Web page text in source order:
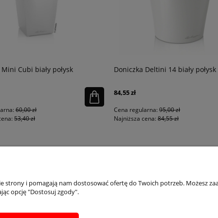
Cubi biały połysk
60,00 zł
53,40 zł
Doniczka Deltini 14 biały połysk
84,55 zł
Cena regularna: 95,00 zł
Najniższa cena: 84,55 zł
Dostępne formy płatości
strony i pomagają nam dostosować ofertę do Twoich potrzeb. Możesz
opcję "Dostosuj zgody".